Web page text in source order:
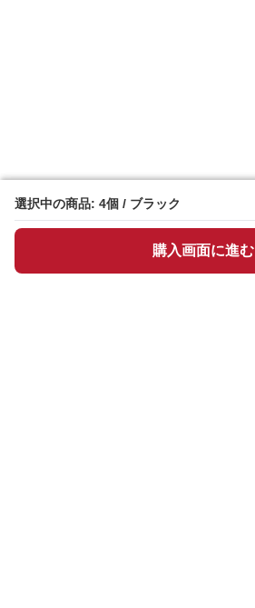
選択中の商品: 4個 / ブラック
購入画面に進む
選択中の商品: 4個 / ブラック
購入画面に進む